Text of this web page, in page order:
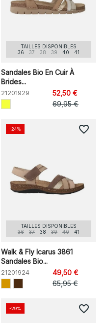
TAILLES DISPONIBLES
36
37 38 39 40 41
Sandales Bio En Cuir À
Brides...
21201929
52,50 €
69,95 €
TAILLES DISPONIBLES
36
37 38 39 40 41
Walk & Fly Icarus 3861
Sandales Bio...
21201924
49,50 €
65,95 €
-24% favorite_border
-29% favorite_border